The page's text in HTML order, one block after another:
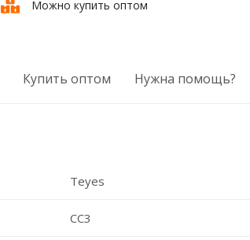
Можно купить оптом
Купить оптом Нужна помощь?
Teyes
CC3